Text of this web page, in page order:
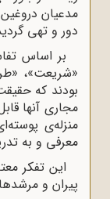
مدعیان
دور و تهی
بر اساس
«شریعت»،
بودند که
مجاری آنها
منزله‌ی
معرفی و به
این تفکر
پیران و